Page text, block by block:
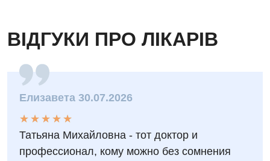
ВІДГУКИ ПРО ЛІКАРІВ
Елизавета 30.07.2026
★
★
★
★
★
★ ★ ★ ★ ★
Татьяна Михайловна - тот доктор и
профессионал, кому можно без сомнения